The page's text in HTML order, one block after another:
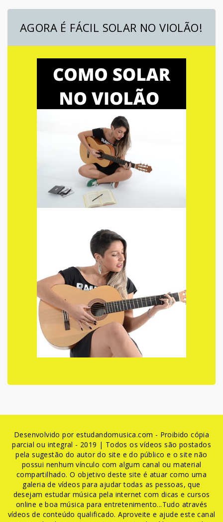
AGORA É FÁCIL SOLAR NO VIOLÃO!
Desenvolvido por estudandomusica.com - Proibido cópia
parcial ou integral - 2019 | Todos os vídeos são postados
pela sugestão do autor do site e do público e o site não
possui nenhum vínculo com algum canal ou material
compartilhado. O objetivo deste site é atuar como uma
galeria de vídeos para ajudar todas as pessoas, que
desejam estudar música pela internet com dicas e cursos
online e boa música para entretenimento...Tudo através
vídeos de conteúdo qualificado. Aproveite e ajude este canal